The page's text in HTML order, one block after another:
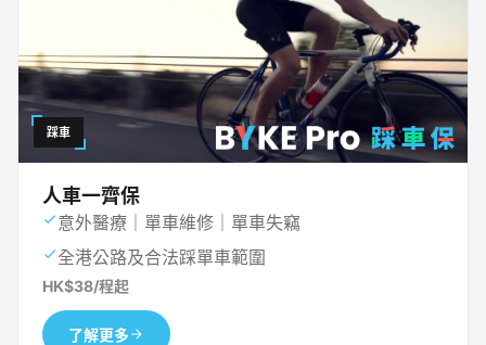
踩車
人車一齊保
意外醫療｜單車維修｜單車失竊
全港公路及合法踩單車範圍
HK$38/程起
了解更多